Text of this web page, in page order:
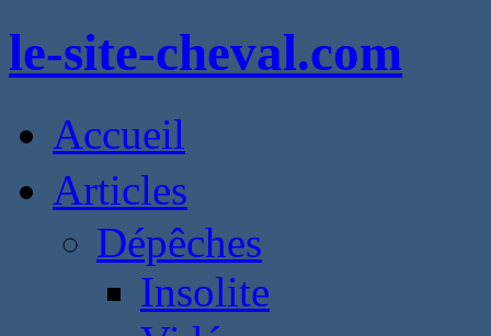
le-site-cheval.com
Accueil
Articles
Dépêches
Insolite